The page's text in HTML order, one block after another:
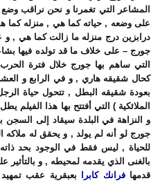
المشاعر التي تغمرنا و نحن نراقب
على وضعه , حياته كما هي , منزله كما
درابزين درج منزله ما زالت كما هي , و
جورج – على خلاف ما قد تولده فيها
التي ساهم بها جورج خلال فترة
بعودة شقيقه البطل , تتحول حياة
الملائكية ) التي أفتتح بها هذا الفيلم
جورج لو أنه لم يولد , و يحقق له ملاكه
للحياة , ليس فقط في الوجود بحد ذاته
بالغنى الذي يقدمه لمحيطه , و
قدمهافرانك كابرا
بعبقرية عقب